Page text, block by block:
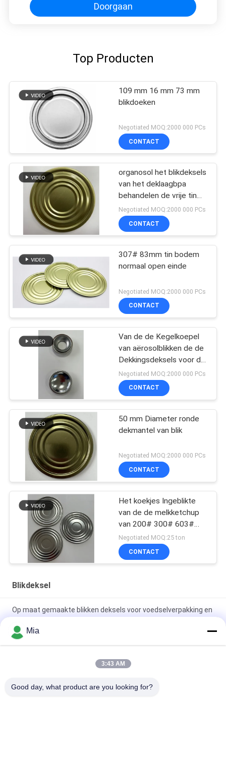
Doorgaan
Top Producten
109 mm 16 mm 73 mm
blikdoeken
Negotiated MOQ:2000 000 PCs
CONTACT
organosol het blikdeksels
van het deklaagbpa
behandelen de vrije tin
de bodem van het het
tinblik van 300# 82.2mm
73mm
Negotiated MOQ:2000 000 PCs
CONTACT
307# 83mm tin bodem
normaal open einde
Negotiated MOQ:2000 000 PCs
CONTACT
Van de de Kegelkoepel
van aërosolblikken de de
Dekkingsdeksels voor de
popcornpan van de de
sneeuwpartij van de
Aërosolnevel kunnen
Negotiated MOQ:2000 000 PCs
CONTACT
50 mm Diameter ronde
dekmantel van blik
Negotiated MOQ:2000 000 PCs
CONTACT
Het koekjes Ingeblikte
van de de melkketchup
van 200# 300# 603#
153mm DEKSEL van het
het middagmaaltin
Negotiated MOQ:25 ton
CONTACT
Blikdeksel
Op maat gemaakte blikken deksels voor voedselverpakking en
Heavy-duty elektrolytische blikdeksels voor voedselblikken |
spuitbussenverpakkingen
Mia
3:43 AM
Good day, what product are you looking for?